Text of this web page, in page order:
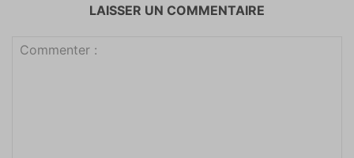
LAISSER UN COMMENTAIRE